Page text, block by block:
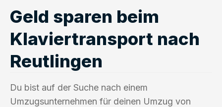
Geld sparen beim
Klaviertransport nach
Reutlingen
Du bist auf der Suche nach einem
Umzugsunternehmen für deinen Umzug von